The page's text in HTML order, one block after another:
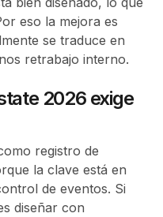
eso la mejora es
se traduce en
retrabajo interno.
2026 exige
registro de
la clave está en
de eventos. Si
diseñar con